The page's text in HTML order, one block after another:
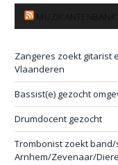
Zangeres zoekt gitarist
Vlaanderen
Bassist(e) gezocht
Drumdocent gezocht
Trombonist zoekt
Arnhem/Zevenaar/